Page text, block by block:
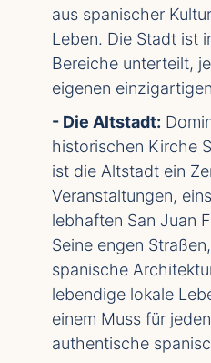
aus spanischer
Leben. Die Stadt ist
Bereiche unterteilt,
eigenen
- Die Altstadt:
historischen Kirche
ist die Altstadt ein
Veranstaltungen,
lebhaften San Juan
Seine engen
spanische
lebendige lokale
einem Muss für
authentische